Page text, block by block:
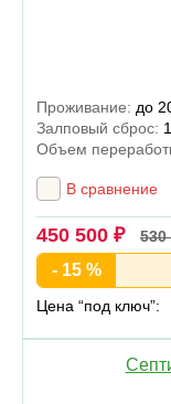
Проживание: до
Залповый сброс:
Объем
В сравнение
450 500 ₽ 530
- 15 %
Цена “под ключ”: